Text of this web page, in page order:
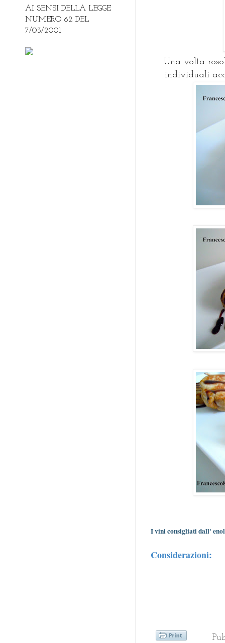
Una volta
individuali
I vini consigliati dall'
Considerazioni:
AI SENSI DELLA LEGGE
NUMERO 62 DEL
7/03/2001